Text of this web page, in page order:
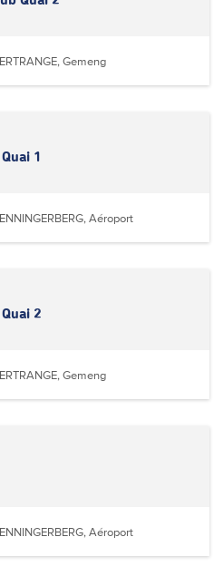
Gemeng
1
Aéroport
2
Gemeng
Aéroport